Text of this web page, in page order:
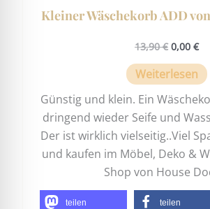
Kleiner Wäschekorb ADD
13,90€ 0,00 €
Weiterlesen
Günstig und klein. Ein
dringend wieder Seife und
Der ist wirklich vielseitig..Viel
und kaufen im Möbel, Deko &
Shop von House
teilen teilen